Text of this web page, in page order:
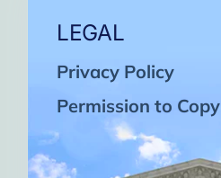
LEGAL
Privacy Policy
Permission to Copy